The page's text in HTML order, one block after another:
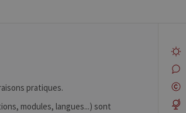
pratiques.
modules, langues...) sont